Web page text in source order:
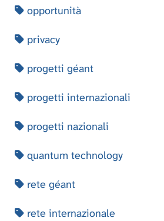
opportunità
privacy
progetti géant
progetti internazionali
progetti nazionali
quantum technology
rete géant
rete internazionale